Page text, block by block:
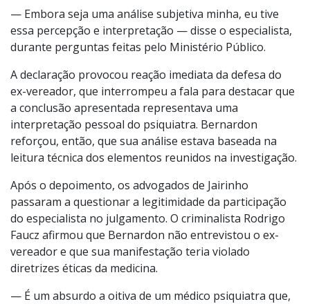
— Embora seja uma análise subjetiva minha, eu tive
essa percepção e interpretação — disse o especialista,
durante perguntas feitas pelo Ministério Público.
A declaração provocou reação imediata da defesa do
ex-vereador, que interrompeu a fala para destacar que
a conclusão apresentada representava uma
interpretação pessoal do psiquiatra. Bernardon
reforçou, então, que sua análise estava baseada na
leitura técnica dos elementos reunidos na investigação.
Após o depoimento, os advogados de Jairinho
passaram a questionar a legitimidade da participação
do especialista no julgamento. O criminalista Rodrigo
Faucz afirmou que Bernardon não entrevistou o ex-
vereador e que sua manifestação teria violado
diretrizes éticas da medicina.
— É um absurdo a oitiva de um médico psiquiatra que,